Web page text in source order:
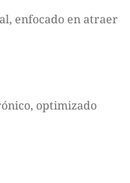
enfocado en atraer
optimizado